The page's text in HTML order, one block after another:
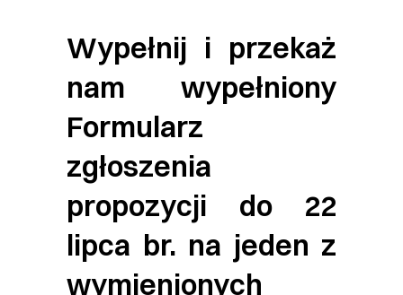
Wypełnij i przekaż
nam wypełniony
Formularz
zgłoszenia
propozycji do 22
lipca br. na jeden z
wymienionych